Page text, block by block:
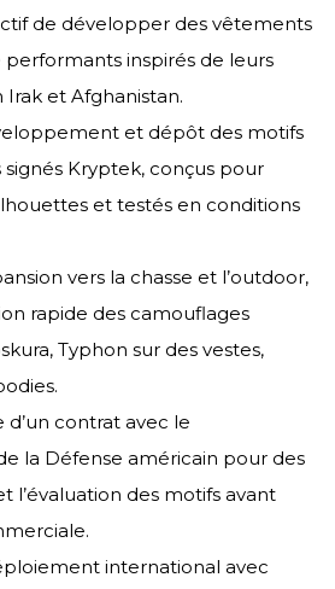
de développer des vêtements
inspirés de leurs
et Afghanistan.
et dépôt des motifs
Kryptek, conçus pour
et testés en conditions
vers la chasse et l’outdoor,
rapide des camouflages
Typhon sur des vestes,
d’un contrat avec le
la Défense américain pour des
l’évaluation des motifs avant
international avec